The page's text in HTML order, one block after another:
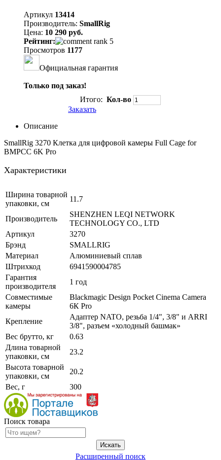
Артикул 13414
Производитель: SmallRig
Цена: 10 290 руб.
Рейтинг:
Просмотров 1177
Официальная гарантия
Только под заказ!
Итого: Кол-во
Заказать
Описание
SmallRig 3270 Клетка для цифровой камеры Full Cage for
BMPCC 6K Pro
Характеристики
Ширина товарной
упаковки, см
11.7
Производитель
SHENZHEN LEQI NETWORK
TECHNOLOGY CO., LTD
Артикул
3270
Брэнд
SMALLRIG
Материал
Алюминиевый сплав
Штрихкод
6941590004785
Гарантия
производителя
1 год
Совместимые
камеры
Blackmagic Design Pocket Cinema Camera
6К Pro
Крепление
Адаптер NATO, резьба 1/4", 3/8" и ARRI
3/8", разъем «холодный башмак»
Вес брутто, кг
0.63
Длина товарной
упаковки, см
23.2
Высота товарной
упаковки, см
20.2
Вес, г
300
Поиск товара
Расширенный поиск